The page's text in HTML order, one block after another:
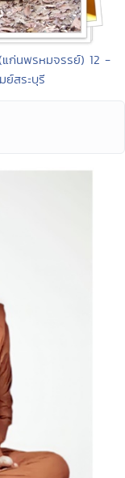
แก่นพรหมจรรย์) 12 -
สระบุรี